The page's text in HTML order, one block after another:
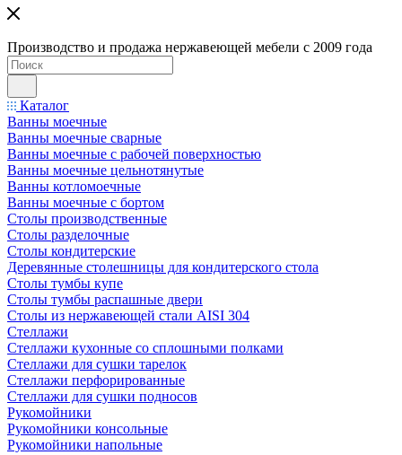
Производство и продажа нержавеющей мебели с 2009 года
Каталог
Ванны моечные
Ванны моечные сварные
Ванны моечные с рабочей поверхностью
Ванны моечные цельнотянутые
Ванны котломоечные
Ванны моечные с бортом
Столы производственные
Столы разделочные
Столы кондитерские
Деревянные столешницы для кондитерского стола
Столы тумбы купе
Столы тумбы распашные двери
Столы из нержавеющей стали AISI 304
Стеллажи
Стеллажи кухонные со сплошными полками
Стеллажи для сушки тарелок
Стеллажи перфорированные
Стеллажи для сушки подносов
Рукомойники
Рукомойники консольные
Рукомойники напольные